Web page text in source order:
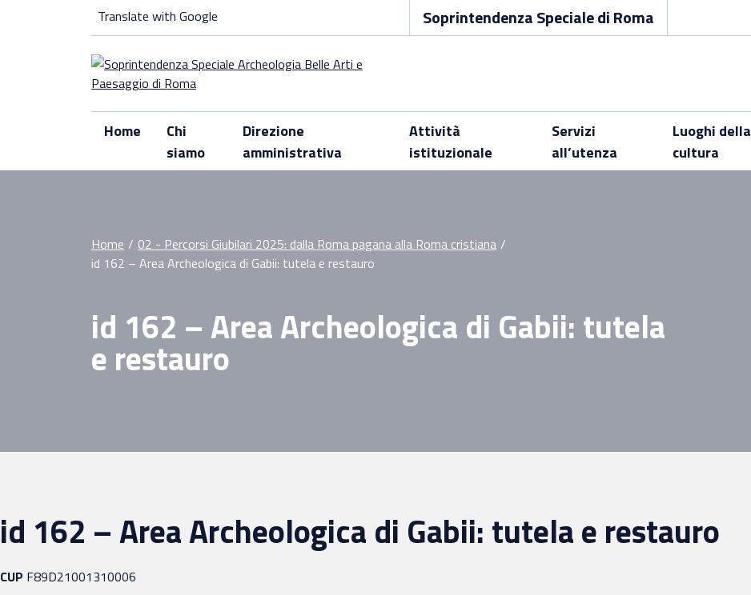
Translate with Google Soprintendenza Speciale di Roma
Home
Chi
siamo
Direzione
amministrativa
Attività
istituzionale
Servizi
all’utenza
Luoghi della
cultura
Home / 02 - Percorsi Giubilari 2025: dalla Roma pagana alla Roma cristiana /
id 162 – Area Archeologica di Gabii: tutela e restauro
id 162 – Area Archeologica di Gabii: tutela
e restauro
id 162 – Area Archeologica di Gabii: tutela e restauro
CUP F89D21001310006